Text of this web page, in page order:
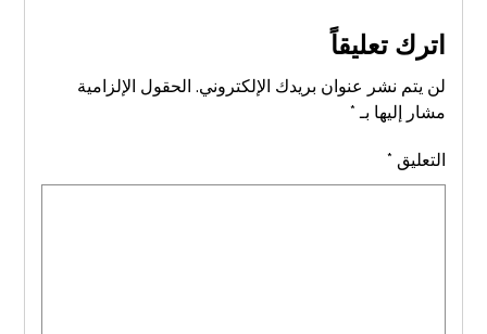
اترك تعليقاً
لن يتم نشر عنوان بريدك الإلكتروني. الحقول الإلزامية
مشار إليها بـ *
التعليق *